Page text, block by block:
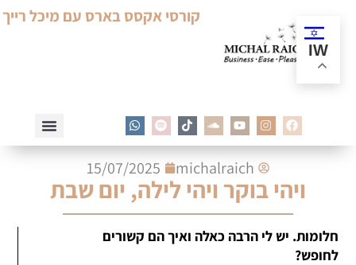
קורסי אקסס בארס עם מיכל רייך
IW
michalraich
15/07/2025
ויהי בוקר ויהי לילה, יום שבת
חלומות. יש לי הרבה כאלה ואיך הם קשורים
לחופש?